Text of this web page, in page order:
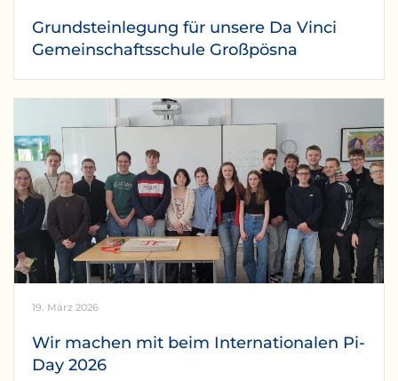
Grundsteinlegung für unsere Da Vinci
Gemeinschaftsschule Großpösna
19. März 2026
Wir machen mit beim Internationalen Pi-
Day 2026